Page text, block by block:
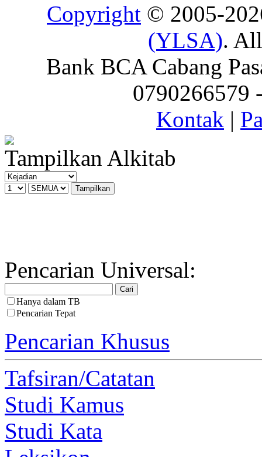
Copyright © 2005-
(YLSA).
Bank BCA Cabang
0790266579
Kontak |
Tampilkan Alkitab
Pencarian Universal:
Hanya dalam TB
Pencarian Tepat
Pencarian Khusus
Tafsiran/Catatan
Studi Kamus
Studi Kata